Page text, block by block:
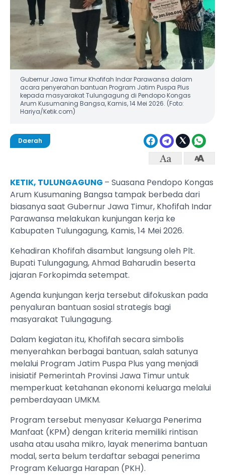
Gubernur Jawa Timur Khofifah Indar Parawansa dalam
acara penyerahan bantuan Program Jatim Puspa Plus
kepada masyarakat Tulungagung di Pendopo Kongas
Arum Kusumaning Bangsa, Kamis, 14 Mei 2026. (Foto:
Hariya/Ketik.com)
Daerah
KETIK, TULUNGAGUNG – Suasana Pendopo Kongas
Arum Kusumaning Bangsa tampak berbeda dari
biasanya saat Gubernur Jawa Timur, Khofifah Indar
Parawansa melakukan kunjungan kerja ke
Kabupaten Tulungagung, Kamis, 14 Mei 2026.
Kehadiran Khofifah disambut langsung oleh Plt.
Bupati Tulungagung, Ahmad Baharudin beserta
jajaran Forkopimda setempat.
Agenda kunjungan kerja tersebut difokuskan pada
penyaluran bantuan sosial strategis bagi
masyarakat Tulungagung.
Dalam kegiatan itu, Khofifah secara simbolis
menyerahkan berbagai bantuan, salah satunya
melalui Program Jatim Puspa Plus yang menjadi
inisiatif Pemerintah Provinsi Jawa Timur untuk
memperkuat ketahanan ekonomi keluarga melalui
pemberdayaan UMKM.
Program tersebut menyasar Keluarga Penerima
Manfaat (KPM) dengan kriteria memiliki rintisan
usaha atau usaha mikro, layak menerima bantuan
modal, serta belum terdaftar sebagai penerima
Program Keluarga Harapan (PKH).